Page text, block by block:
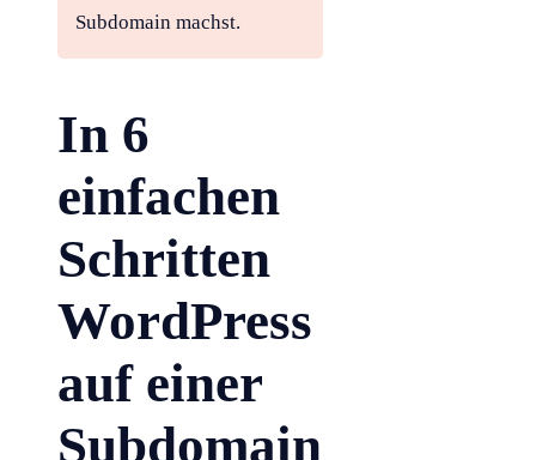
Subdomain machst.
In 6
einfachen
Schritten
WordPress
auf einer
Subdomain